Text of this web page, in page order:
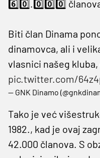
6️⃣0️⃣.0️⃣0️⃣0️⃣
Biti član Dinama
dinamovca, ali i
vlasnici našeg
pic.twitter.com/
— GNK Dinamo
Tako je već
1982., kad je ovaj
42.000 članova. S